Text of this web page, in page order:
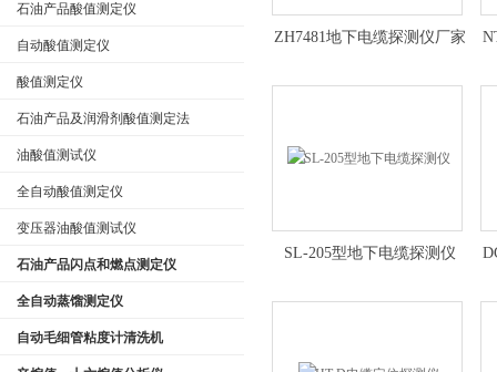
石油产品酸值测定仪
自动酸值测定仪
酸值测定仪
石油产品及润滑剂酸值测定法
油酸值测试仪
全自动酸值测定仪
变压器油酸值测试仪
石油产品闪点和燃点测定仪
全自动蒸馏测定仪
自动毛细管粘度计清洗机
ZH7481地下电缆探测仪厂家
SL-205型地下电缆探测仪